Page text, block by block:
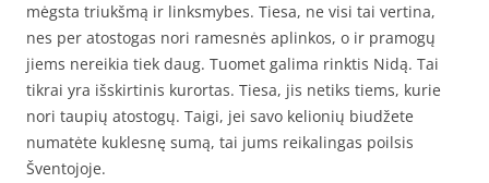
mėgsta triukšmą ir linksmybes. Tiesa, ne visi tai vertina,
nes per atostogas nori ramesnės aplinkos, o ir pramogų
jiems nereikia tiek daug. Tuomet galima rinktis Nidą. Tai
tikrai yra išskirtinis kurortas. Tiesa, jis netiks tiems, kurie
nori taupių atostogų. Taigi, jei savo kelionių biudžete
numatėte kuklesnę sumą, tai jums reikalingas poilsis
Šventojoje.